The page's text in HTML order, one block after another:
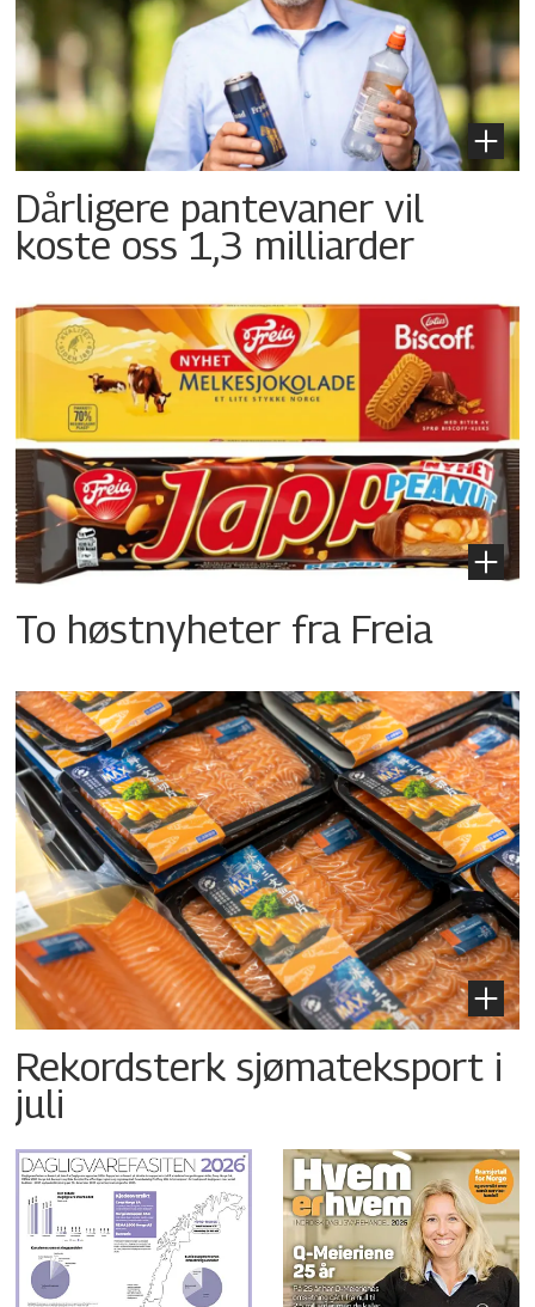
Dårligere pantevaner vil
koste oss 1,3 milliarder
To høstnyheter fra Freia
Rekordsterk sjømateksport i
juli